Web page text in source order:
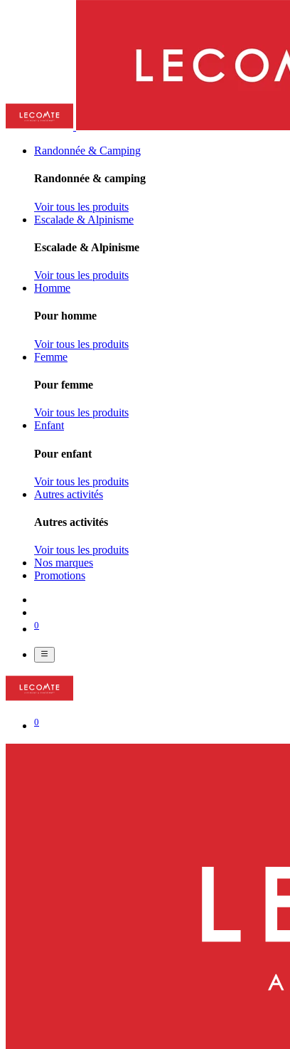
Randonnée & Camping
Randonnée & camping
Voir tous les produits
Escalade & Alpinisme
Escalade & Alpinisme
Voir tous les produits
Homme
Pour homme
Voir tous les produits
Femme
Pour femme
Voir tous les produits
Enfant
Pour enfant
Voir tous les produits
Autres activités
Autres activités
Voir tous les produits
Nos marques
Promotions
0
0